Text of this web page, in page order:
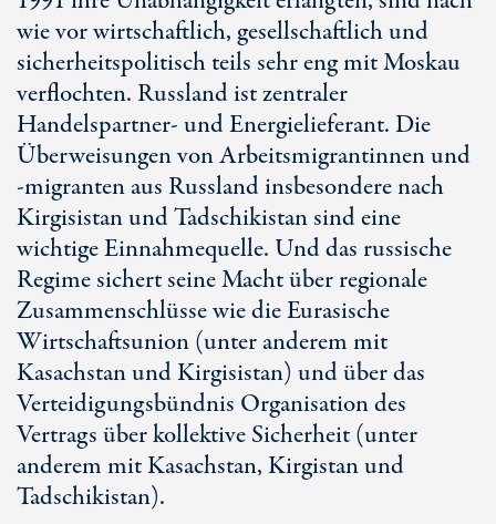
wie vor wirtschaftlich, gesellschaftlich und
sicherheitspolitisch teils sehr eng mit Moskau
verflochten. Russland ist zentraler
Handelspartner- und Energielieferant. Die
Überweisungen von Arbeitsmigrantinnen und
-migranten aus Russland insbesondere nach
Kirgisistan und Tadschikistan sind eine
wichtige Einnahmequelle. Und das russische
Regime sichert seine Macht über regionale
Zusammenschlüsse wie die Eurasische
Wirtschaftsunion (unter anderem mit
Kasachstan und Kirgisistan) und über das
Verteidigungsbündnis Organisation des
Vertrags über kollektive Sicherheit (unter
anderem mit Kasachstan, Kirgistan und
Tadschikistan).